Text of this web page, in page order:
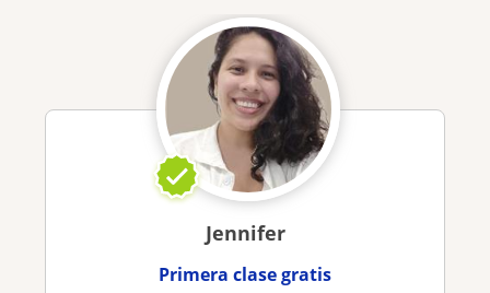
Jennifer
Primera clase gratis